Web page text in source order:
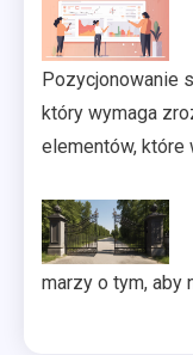
Pozycjonowanie
który wymaga
elementów, które
marzy o tym, aby